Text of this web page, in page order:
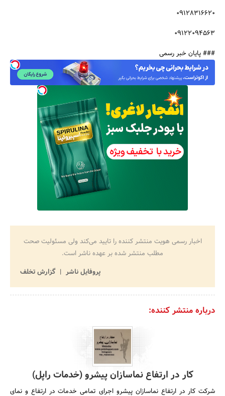
۰۹۱۲۸۳۱۶۶۲۰
۰۹۱۲۲۰۹۴۵۶۳
### پایان خبر رسمی
اخبار رسمی هویت منتشر کننده را تایید می‌کند ولی مسئولیت صحت
مطلب منتشر شده بر عهده ناشر است.
پروفایل ناشر
گزارش تخلف
درباره منتشر کننده:
کار در ارتفاع نماسازان پیشرو (خدمات راپل)
شرکت کار در ارتفاع نماسازان پیشرو اجرای تمامی خدمات در ارتفاع و نمای